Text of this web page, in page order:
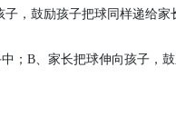
，鼓励孩子把球同样递给家
；B、家长把球伸向孩子，